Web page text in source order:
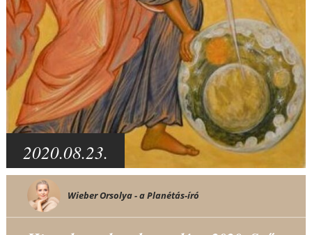
2020.08.23.
Wieber Orsolya - a Planétás-író